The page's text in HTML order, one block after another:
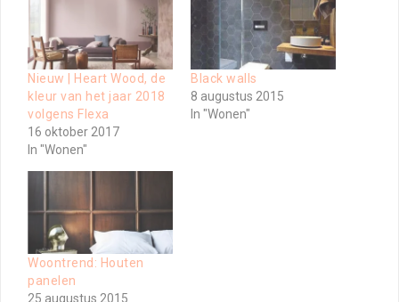
Nieuw | Heart Wood, de
kleur van het jaar 2018
volgens Flexa
16 oktober 2017
In "Wonen"
Black walls
8 augustus 2015
In "Wonen"
Woontrend: Houten
panelen
25 augustus 2015